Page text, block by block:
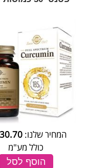
המחיר שלנו:
כולל מע"מ
הוסף לסל